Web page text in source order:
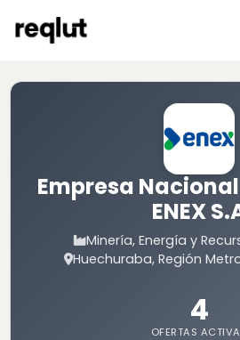
Empresa
ENEX
Minería, Energía y
Huechuraba, Región
4
OFERTAS